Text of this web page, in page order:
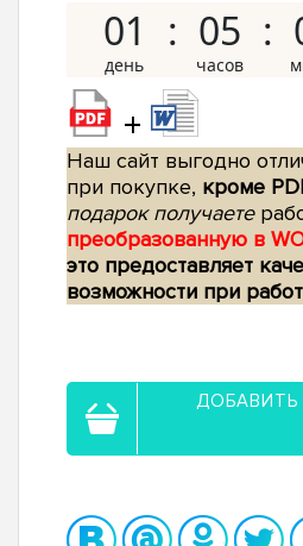
01 05
+
Наш сайт выгодно
при покупке, кроме
подарок получаете
преобразованную в
это предоставляет
возможности при
ДОБАВИТЬ